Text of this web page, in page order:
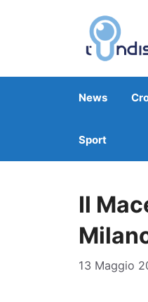
News
Sport
Il
13 Maggio